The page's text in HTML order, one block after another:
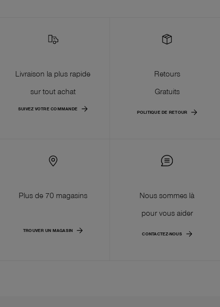
Livraison la plus rapide
sur tout achat
SUIVEZ VOTRE COMMANDE
Retours
Gratuits
POLITIQUE DE RETOUR
Plus de 70 magasins
TROUVER UN MAGASIN
Nous sommes là
pour vous aider
CONTACTEZ-NOUS